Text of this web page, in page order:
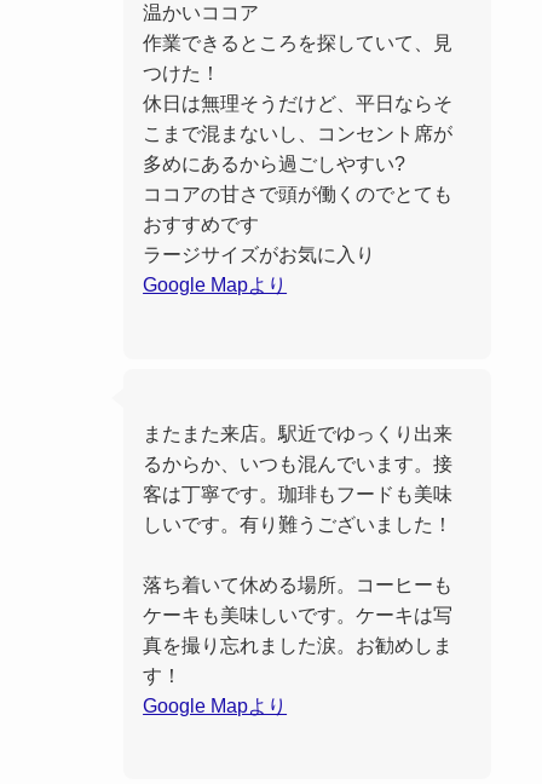
温かいココア
作業できるところを探していて、見
つけた！
休日は無理そうだけど、平日ならそ
こまで混まないし、コンセント席が
多めにあるから過ごしやすい?
ココアの甘さで頭が働くのでとても
おすすめです
ラージサイズがお気に入り
Google Mapより
またまた来店。駅近でゆっくり出来
るからか、いつも混んでいます。接
客は丁寧です。珈琲もフードも美味
しいです。有り難うございました！
落ち着いて休める場所。コーヒーも
ケーキも美味しいです。ケーキは写
真を撮り忘れました涙。お勧めしま
す！
Google Mapより